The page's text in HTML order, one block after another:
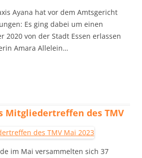
Ayana hat vor dem Amtsgericht
Es ging dabei um einen
2020 von der Stadt Essen erlassen
Amara Allelein…
Mitgliedertreffen des TMV
im Mai versammelten sich 37